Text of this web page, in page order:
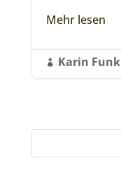
Mehr lesen
 Karin Funk